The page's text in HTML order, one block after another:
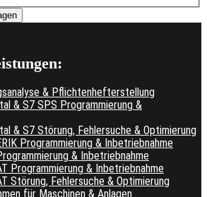
& Pflichtenhefterstellung
& S7 SPS Programmierung &
& S7 Störung, Fehlersuche & Optimierung
Programmierung & Inbetriebnahme
& Inbetriebnahme
Programmierung & Inbetriebnahme
Störung, Fehlersuche & Optimierung
für Maschinen & Anlagen